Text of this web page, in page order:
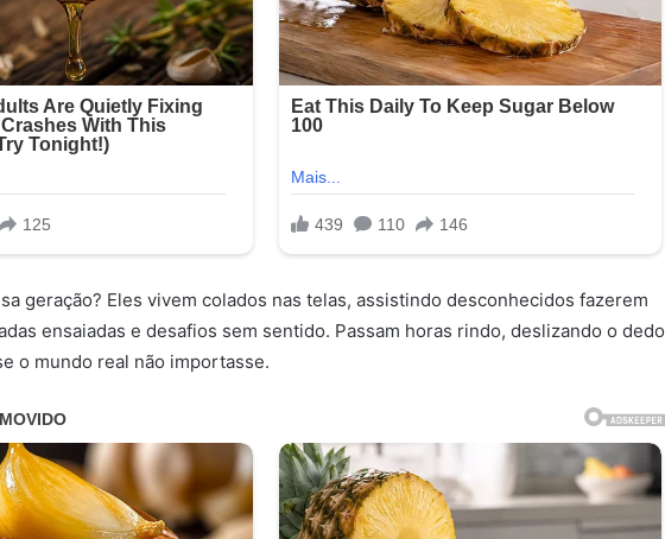
geração? Eles vivem colados nas telas, assistindo desconhecidos fazerem
ensaiadas e desafios sem sentido. Passam horas rindo, deslizando o dedo
o mundo real não importasse.